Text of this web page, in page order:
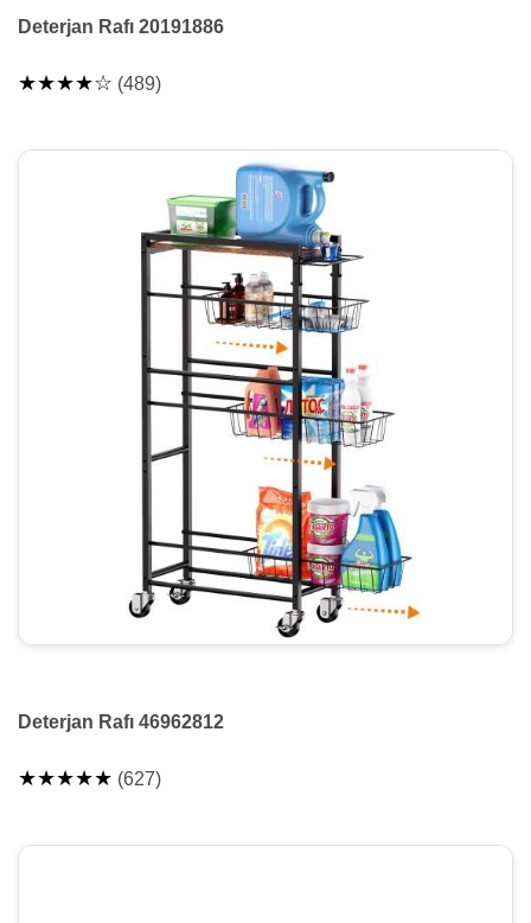
Deterjan Rafı 20191886
★★★★☆ (489)
Deterjan Rafı 46962812
★★★★★ (627)